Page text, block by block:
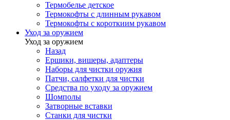
Термобелье детское
Термокофты с длинным рукавом
Термокофты с короткиим рукавом
Уход за оружием
Уход за оружием
Назад
Ершики, вишеры, адаптеры
Наборы для чистки оружия
Патчи, салфетки для чистки
Средства по уходу за оружием
Шомполы
Затворные вставки
Станки для чистки